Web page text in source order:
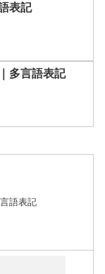
表記
多言語表記
語表記